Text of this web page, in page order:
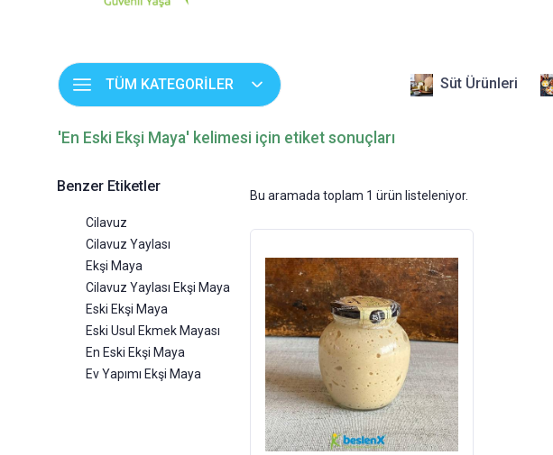
TÜM KATEGORİLER Süt Ürünleri
'En Eski Ekşi Maya' kelimesi için etiket sonuçları
Benzer Etiketler
Cilavuz
Cilavuz Yaylası
Ekşi Maya
Cilavuz Yaylası Ekşi Maya
Eski Ekşi Maya
Eski Usul Ekmek Mayası
En Eski Ekşi Maya
Ev Yapımı Ekşi Maya
Bu aramada toplam 1 ürün listeleniyor.